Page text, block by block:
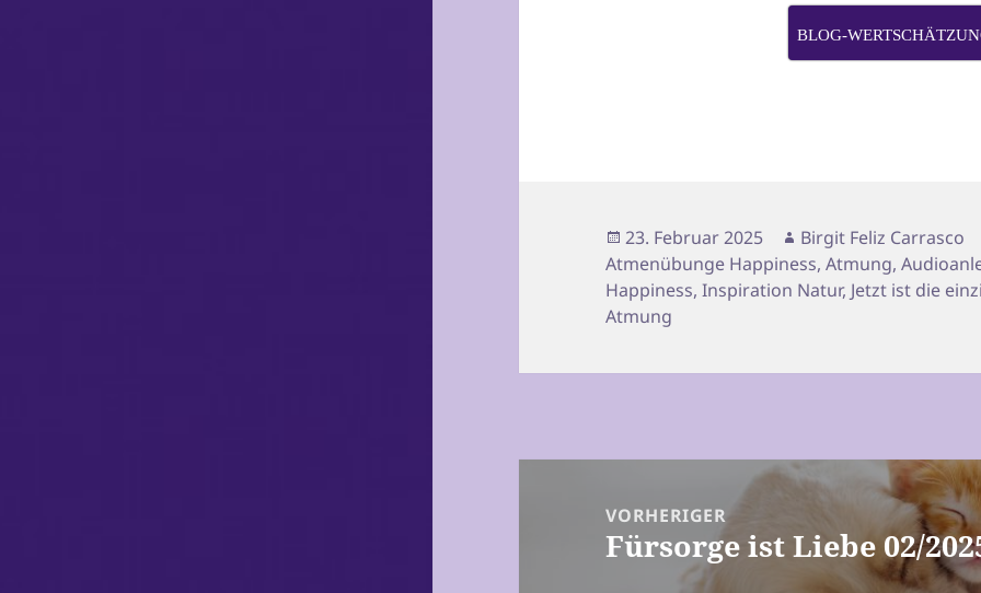
BLOG-
Veröffentlicht
am
23. Februar 2025 Autor
Birgit Feliz Carrasco
Atmenübunge Happiness,Atmung,
Happiness,Inspiration Natur, Jetzt ist die
Atmung
VORHERIGER
Vorheriger
Beitrag:
Fürsorge ist Liebe 02/